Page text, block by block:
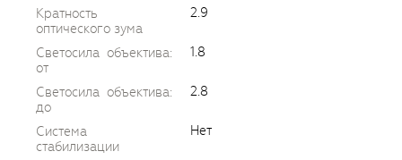
Кратность
оптического зума
2.9
Светосила объектива:
от
1.8
Светосила объектива:
до
2.8
Система
стабилизации
Нет